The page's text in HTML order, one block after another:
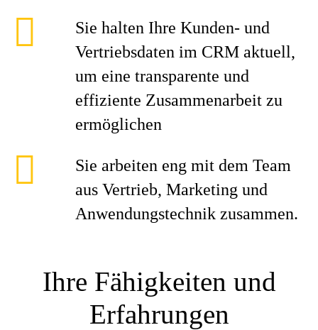
Sie halten Ihre Kunden- und
Vertriebsdaten im CRM aktuell,
um eine transparente und
effiziente Zusammenarbeit zu
ermöglichen
Sie arbeiten eng mit dem Team
aus Vertrieb, Marketing und
Anwendungstechnik zusammen.
Ihre Fähigkeiten und
Erfahrungen